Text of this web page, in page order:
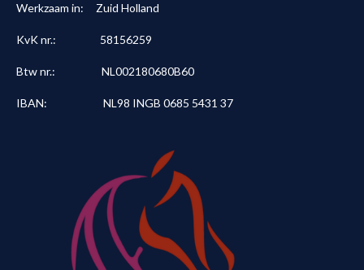
Werkzaam in: Zuid Holland
KvK nr.: 58156259
Btw nr.: NL002180680B60
IBAN: NL98 INGB 0685 5431 37